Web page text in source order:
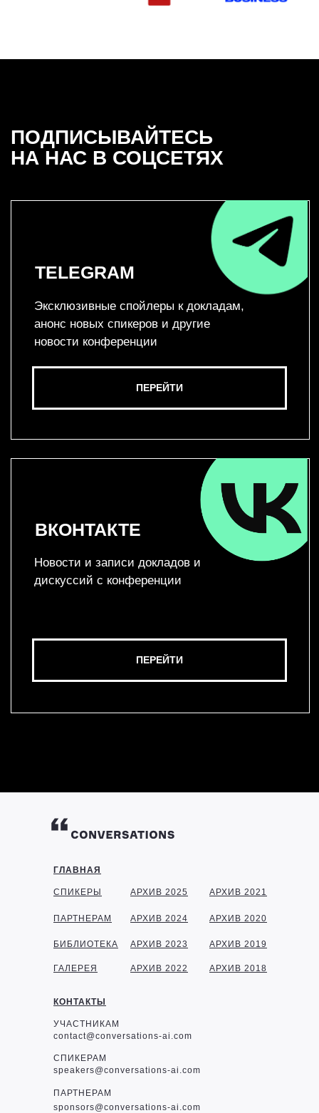
ГЛАВНАЯ
КОНТАКТЫ
СПИКЕРЫ
ПАРТНЕРАМ
БИБЛИОТЕКА
УЧАСТНИКАМ
contact@conversations-ai.com
СПИКЕРАМ
speakers@conversations-ai.com
ПАРТНЕРАМ
sponsors@conversations-ai.com
ГАЛЕРЕЯ
АРХИВ 2025
АРХИВ 2024
АРХИВ 2023
АРХИВ 2022
АРХИВ 2021
АРХИВ 2020
АРХИВ 2019
АРХИВ 2018